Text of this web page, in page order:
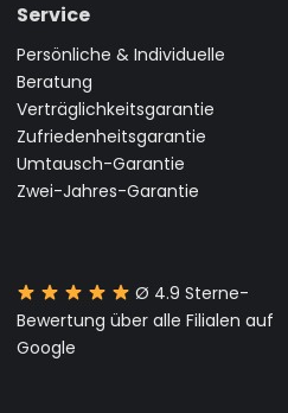
Service
Persönliche & Individuelle
Beratung
Verträglichkeitsgarantie
Zufriedenheitsgarantie
Umtausch-Garantie
Zwei-Jahres-Garantie
Ø 4.9 Sterne-
Bewertung über alle Filialen auf
Google